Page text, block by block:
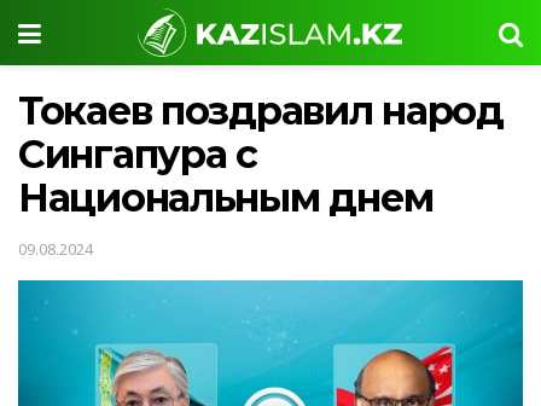
Токаев поздравил народ
Сингапура с
Национальным днем
09.08.2024